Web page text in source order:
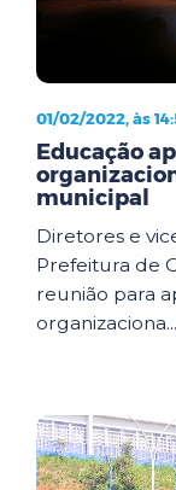
01/02/2022, às
Educação
municipal
Diretores e
Prefeitura de
reunião para
organizaciona...